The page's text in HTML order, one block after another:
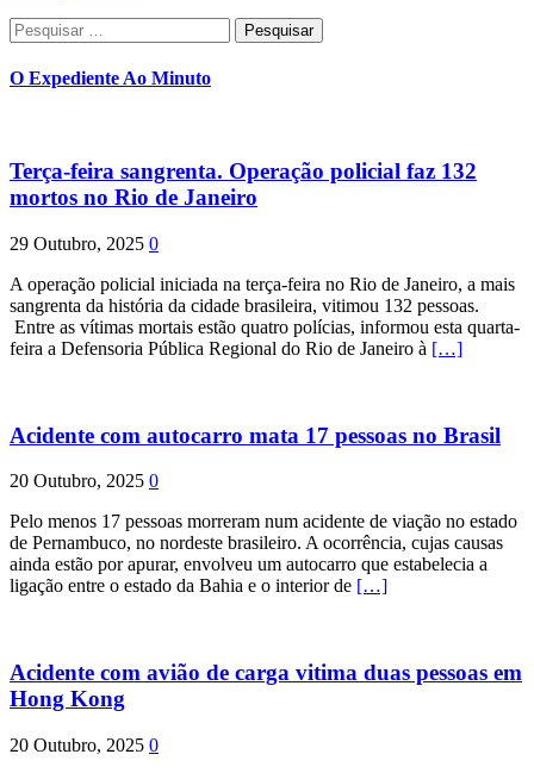
Pesquisar
por:
O Expediente Ao Minuto
Terça-feira sangrenta. Operação policial faz 132
mortos no Rio de Janeiro
29 Outubro, 2025 0
A operação policial iniciada na terça-feira no Rio de Janeiro, a mais
sangrenta da história da cidade brasileira, vitimou 132 pessoas.
Entre as vítimas mortais estão quatro polícias, informou esta quarta-
feira a Defensoria Pública Regional do Rio de Janeiro à […]
Acidente com autocarro mata 17 pessoas no Brasil
20 Outubro, 2025 0
Pelo menos 17 pessoas morreram num acidente de viação no estado
de Pernambuco, no nordeste brasileiro. A ocorrência, cujas causas
ainda estão por apurar, envolveu um autocarro que estabelecia a
ligação entre o estado da Bahia e o interior de […]
Acidente com avião de carga vitima duas pessoas em
Hong Kong
20 Outubro, 2025 0